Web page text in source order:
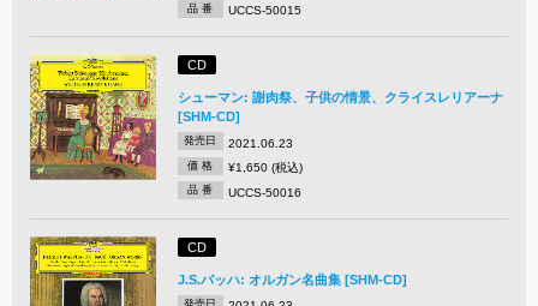
品 番 UCCS-50015
CD
シューマン: 謝肉祭、子供の情景、クライスレリアーナ
[SHM-CD]
発売日 2021.06.23
価 格 ¥1,650 (税込)
品 番 UCCS-50016
CD
J.S.バッハ: オルガン名曲集 [SHM-CD]
発売日